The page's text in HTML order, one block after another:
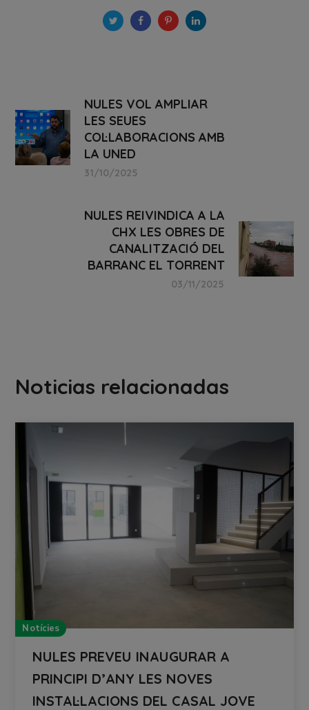
NULES VOL AMPLIAR
LES SEUES
COL·LABORACIONS AMB
LA UNED
31/10/2025
NULES REIVINDICA A LA
CHX LES OBRES DE
CANALITZACIÓ DEL
BARRANC EL TORRENT
03/11/2025
Noticias relacionadas
Notícies
NULES PREVEU INAUGURAR A
PRINCIPI D’ANY LES NOVES
INSTAL·LACIONS DEL CASAL JOVE